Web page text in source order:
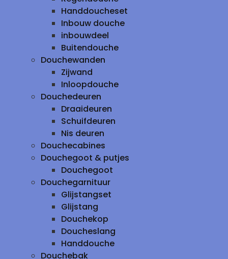
Handdoucheset
Inbouw douche
inbouwdeel
Buitendouche
Douchewanden
Zijwand
Inloopdouche
Douchedeuren
Draaideuren
Schuifdeuren
Nis deuren
Douchecabines
Douchegoot & putjes
Douchegoot
Douchegarnituur
Glijstangset
Glijstang
Douchekop
Doucheslang
Handdouche
Douchebak